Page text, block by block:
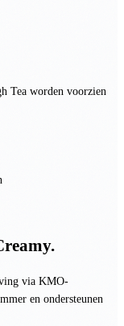
Tea worden voorzien
.
via KMO-
en ondersteunen